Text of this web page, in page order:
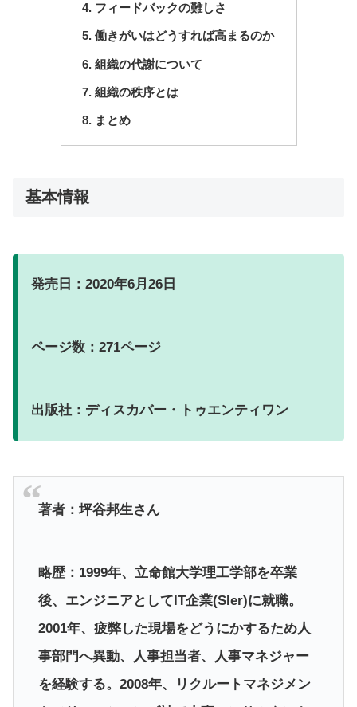
フィードバックの難しさ
働きがいはどうすれば高まるのか
組織の代謝について
組織の秩序とは
まとめ
基本情報
発売日：2020年6月26日
ページ数：271ページ
出版社：ディスカバー・トゥエンティワン
著者：坪谷邦生さん
略歴：1999年、立命館大学理工学部を卒業
後、エンジニアとしてIT企業(SIer)に就職。
2001年、疲弊した現場をどうにかするため人
事部門へ異動、人事担当者、人事マネジャー
を経験する。2008年、リクルートマネジメン